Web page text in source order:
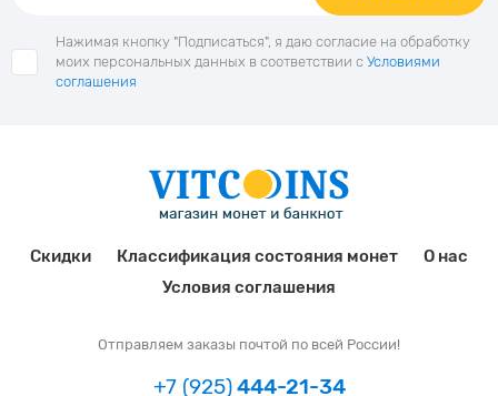
Нажимая кнопку "Подписаться", я даю согласие на обработку
моих персональных данных в соответствии с Условиями
соглашения
Скидки Классификация состояния монет
О нас
Условия соглашения
Отправляем заказы почтой по всей России!
+7 (925)444-21-34